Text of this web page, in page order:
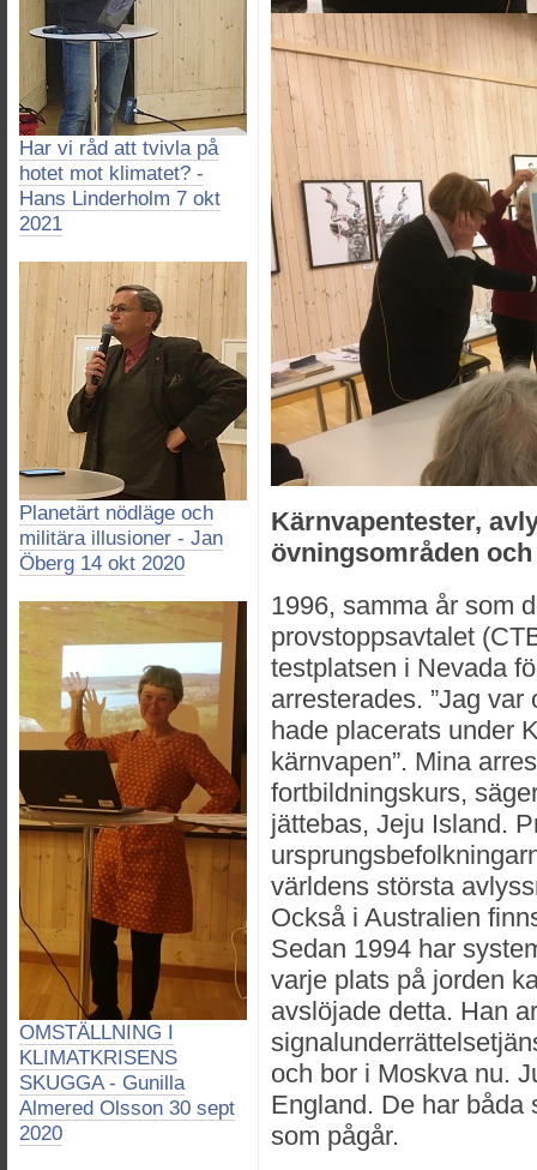
Har vi råd att tvivla på
hotet mot klimatet? -
Hans Linderholm 7 okt
2021
Planetärt nödläge och
militära illusioner - Jan
Öberg 14 okt 2020
OMSTÄLLNING I
KLIMATKRISENS
SKUGGA - Gunilla
Almered Olsson 30 sept
2020
Kärnvapentester,
övningsområden
1996, samma år som
provstoppsavtalet
testplatsen i Nevada
arresterades. ”Jag
hade placerats under
kärnvapen”. Mina
fortbildningskurs,
jättebas, Jeju Island.
världens största
Också i Australien
Sedan 1994 har
varje plats på jorden
avslöjade detta. Han
och bor i Moskva nu.
England. De har båda
som pågår.